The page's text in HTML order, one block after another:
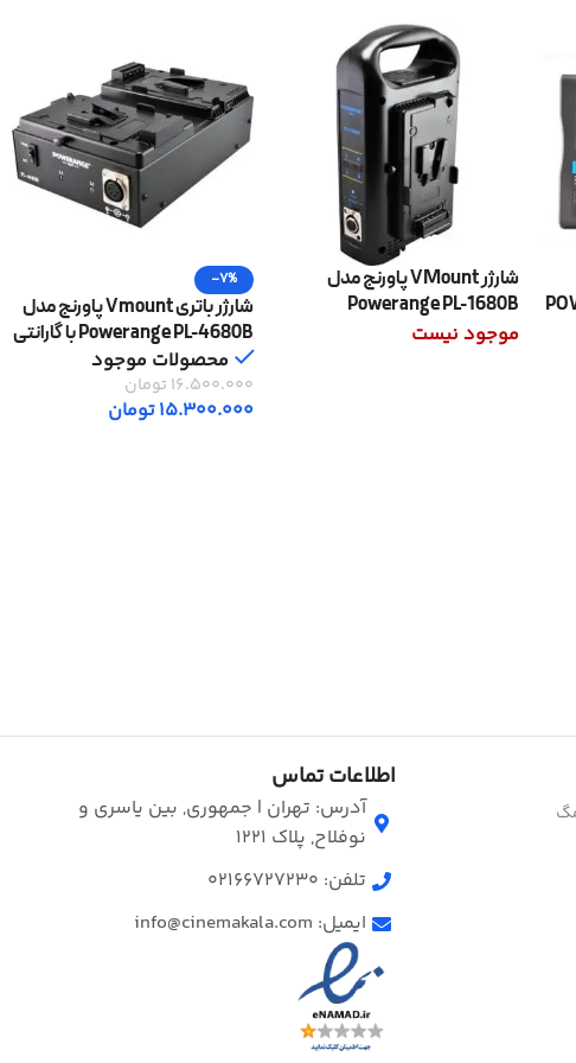
شارژر VMount پاورنج مدل
Powerange PL-1680B
موجود نیست
-7%
شارژر باتری Vmount پاورنج مدل
Powerange PL-4680B با گارانتی
اصلیمحصولات موجود
16.500.000 تومان
15.300.000تومان
اطلاعات تماس
آدرس: تهران | جمهوری, بین یاسری و
نوفلاح, پلاک ۱۲۲۱
تلفن: 02166727230
ایمیل: info@cinemakala.com